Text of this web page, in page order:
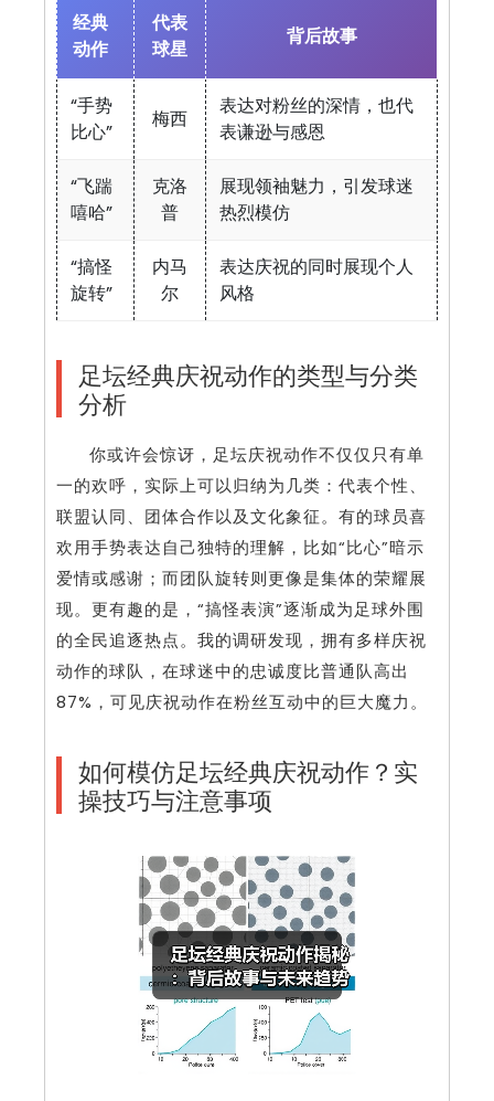
经典
动作
代表
球星
背后故事
“手势
比心”
梅西
表达对粉丝的深情，也代
表谦逊与感恩
“飞踹
嘻哈”
克洛
普
展现领袖魅力，引发球迷
热烈模仿
“搞怪
旋转”
内马
尔
表达庆祝的同时展现个人
风格
足坛经典庆祝动作的类型与分类
分析
你或许会惊讶，足坛庆祝动作不仅仅只有单
一的欢呼，实际上可以归纳为几类：代表个性、
联盟认同、团体合作以及文化象征。有的球员喜
欢用手势表达自己独特的理解，比如“比心”暗示
爱情或感谢；而团队旋转则更像是集体的荣耀展
现。更有趣的是，“搞怪表演”逐渐成为足球外围
的全民追逐热点。我的调研发现，拥有多样庆祝
动作的球队，在球迷中的忠诚度比普通队高出
87%，可见庆祝动作在粉丝互动中的巨大魔力。
如何模仿足坛经典庆祝动作？实
操技巧与注意事项